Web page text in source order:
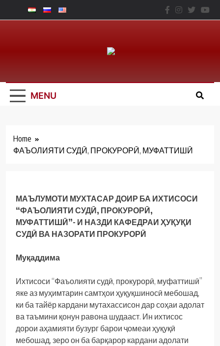
to
Юридический
Факальтет – ТНУ
MENU
Home
ФАЪОЛИЯТИ СУДӢ, ПРОКУРОРӢ, МУФАТТИШӢ
МАЪЛУМОТИ МУХТАСАР ДОИР БА ИХТИСОСИ
“ФАЪОЛИЯТИ СУДӢ, ПРОКУРОРӢ,
МУФАТТИШӢ”- И НАЗДИ КАФЕДРАИ ҲУҚУҚИ
СУДӢ ВА НАЗОРАТИ ПРОКУРОРӢ
Муқаддима
Ихтисоси “Фаъолияти судӣ, прокурорӣ, муфаттишӣ”
яке аз муҳимтарин самтҳои ҳуқуқшиносӣ мебошад,
ки ба тайёр кардани мутахассисон дар соҳаи адолат
ва таъмини қонун равона шудааст. Ин ихтисос
дорои аҳамияти бузург барои ҷомеаи ҳуқуқӣ
мебошад, зеро он ба барқарор кардани адолати